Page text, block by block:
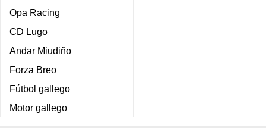
Opa Racing
CD Lugo
Andar Miudiño
Forza Breo
Fútbol gallego
Motor gallego